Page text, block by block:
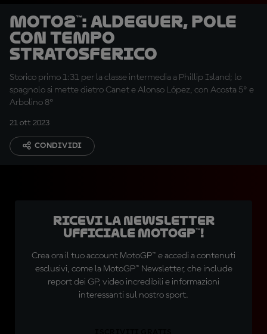
Moto2™: Aldeguer, pole
con tempo
stratosferico
Storico primo 1:31 per la classe intermedia a Phillip Island; lo
spagnolo si mette dietro Canet e Alonso López, con Acosta 5º e
Arbolino 8º
21 ott 2023
CONDIVIDI
Ricevi la newsletter
ufficiale MotoGP™!
Crea ora il tuo account MotoGP™ e accedi a contenuti
esclusivi, come la MotoGP™ Newsletter, che include
report dei GP, video incredibili e informazioni
interessanti sul nostro sport.